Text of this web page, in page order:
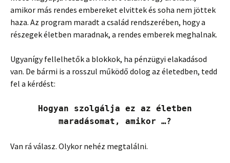
amikor más rendes embereket elvittek és soha nem jöttek
haza. Az program maradt a család rendszerében, hogy a
részegek életben maradnak, a rendes emberek meghalnak.
Ugyanígy fellelhetők a blokkok, ha pénzügyi elakadásod
van. De bármi is a rosszul működő dolog az életedben, tedd
fel a kérdést:
Hogyan szolgálja ez az életben
maradásomat, amikor …?
Van rá válasz. Olykor nehéz megtalálni.